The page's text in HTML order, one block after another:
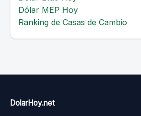
Dólar MEP Hoy
Ranking de Casas de Cambio
DolarHoy.net